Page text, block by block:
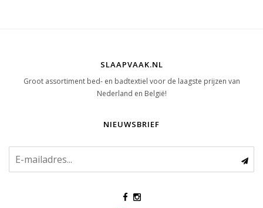
SLAAPVAAK.NL
Groot assortiment bed- en badtextiel voor de laagste prijzen van
Nederland en België!
NIEUWSBRIEF